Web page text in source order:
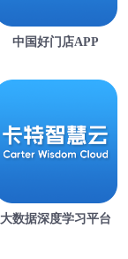
中国好门店APP
大数据深度学习平台